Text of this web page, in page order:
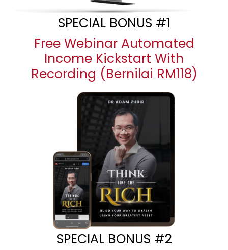
SPECIAL BONUS #1
Free Webinar Automated
Income Kickstart With
Recording (Bernilai RM118)
SPECIAL BONUS #2